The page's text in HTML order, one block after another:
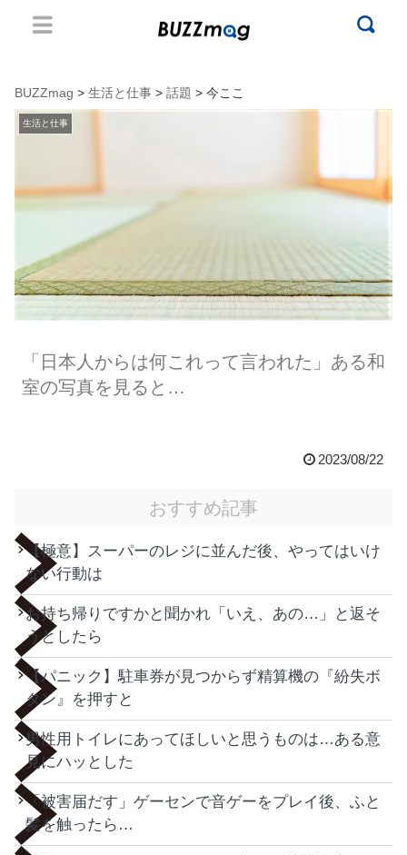
BUZZmag > 生活と仕事 > 話題 > 今ここ
生活と仕事
「日本人からは何これって言われた」ある和
室の写真を見ると…
2023/08/22
おすすめ記事
【極意】スーパーのレジに並んだ後、やってはいけ
ない行動は
お持ち帰りですかと聞かれ「いえ、あの…」と返そ
うとしたら
【パニック】駐車券が見つからず精算機の『紛失ボ
タン』を押すと
男性用トイレにあってほしいと思うものは…ある意
見にハッとした
「被害届だす」ゲーセンで音ゲーをプレイ後、ふと
髪を触ったら…